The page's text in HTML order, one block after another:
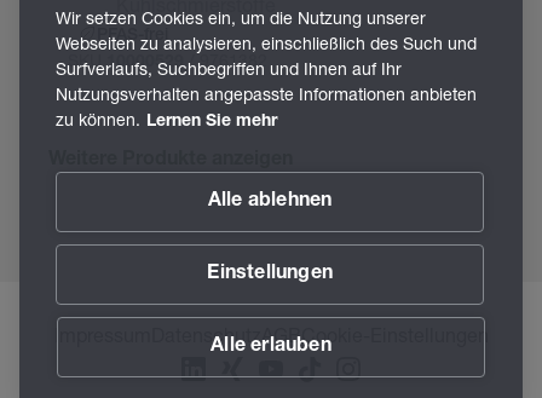
PFAS-frei
SKU 10000529 / 9761382
DatenschutzAGBCookie-Einstellungen
Wir setzen Cookies ein, um die Nutzung unserer
Webseiten zu analysieren, einschließlich des Such und
Surfverlaufs, Suchbegriffen und Ihnen auf Ihr
Nutzungsverhalten angepasste Informationen anbieten
zu können. Lernen Sie mehr
Alle ablehnen
Einstellungen
Alle erlauben